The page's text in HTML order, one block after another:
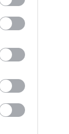
να αναζητούν
επιτόκιο του
Τράπεζας,
Πελάτες
πλαίσιο των
επιτοκίων